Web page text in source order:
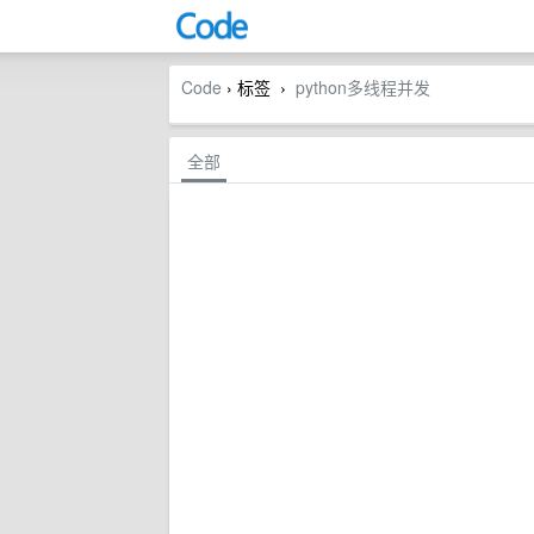
Code › 标签 › python多线程并发
全部